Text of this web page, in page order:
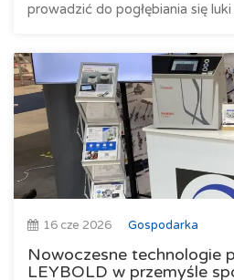
prowadzić do pogłębiania się
16 cze 2026 Gospodarka
Nowoczesne technologie
LEYBOLD w przemyśle